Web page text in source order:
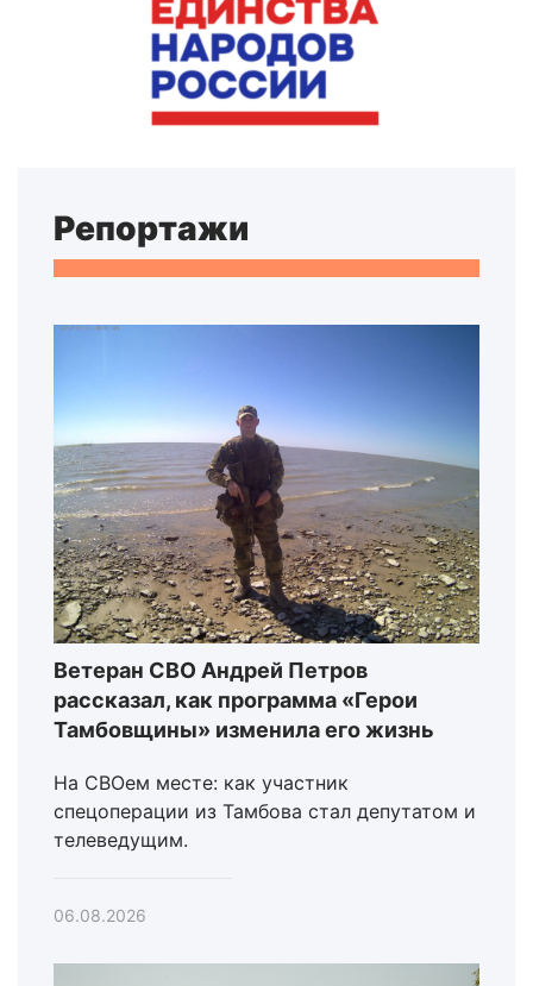
Репортажи
Ветеран СВО Андрей Петров
рассказал, как программа «Герои
Тамбовщины» изменила его жизнь
На СВОем месте: как участник
спецоперации из Тамбова стал депутатом и
телеведущим.
06.08.2026